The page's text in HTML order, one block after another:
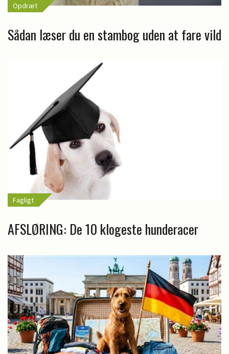
Opdræt
Sådan læser du en stambog uden at fare vild
Fagligt
AFSLØRING: De 10 klogeste hunderacer